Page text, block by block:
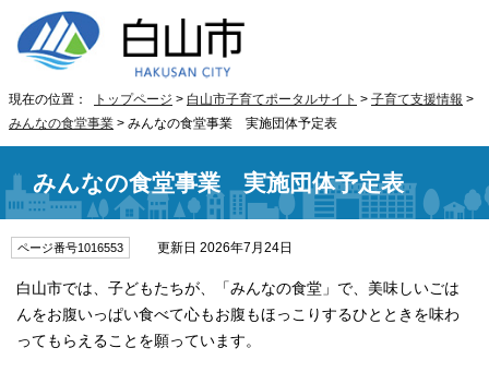
現在の位置： トップページ > 白山市子育てポータルサイト > 子育て支援情報 >
みんなの食堂事業 > みんなの食堂事業 実施団体予定表
みんなの食堂事業 実施団体予定表
ページ番号1016553 更新日 2026年7月24日
白山市では、子どもたちが、「みんなの食堂」で、美味しいごは
んをお腹いっぱい食べて心もお腹もほっこりするひとときを味わ
ってもらえることを願っています。